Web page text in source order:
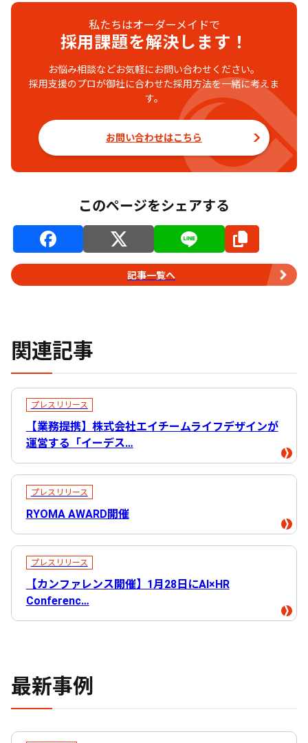
私たちはオーダーメイドで
採用課題を解決します！
お悩み相談などお気軽にお問い合わせください。
採用支援のプロが御社に合わせた採用方法を一緒に考えま
す。
お問い合わせはこちら
このページをシェアする
記事一覧へ
関連記事
プレスリリース
【業務提携】株式会社エイチームライフデザインが
運営する「イーデス…
プレスリリース
RYOMA AWARD開催
プレスリリース
【カンファレンス開催】1月28日にAI×HR
Conferenc…
最新事例